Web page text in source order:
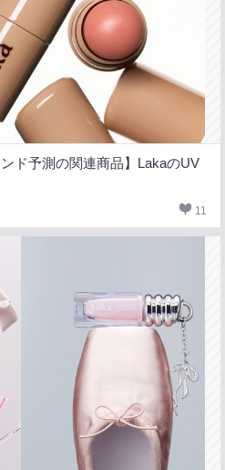
ド予測の関連商品】LakaのUV
11